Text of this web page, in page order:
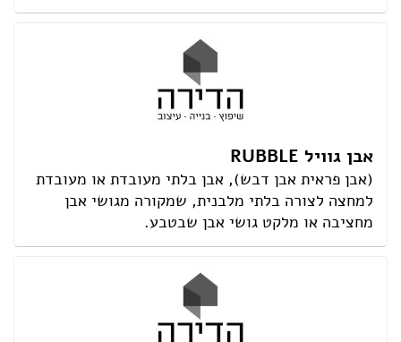
אבן גוויל RUBBLE
(אבן פראית אבן דבש), אבן בלתי מעובדת או מעובדת
למחצה לצורה בלתי מלבנית, שמקורה מגושי אבן
מחציבה או מלקט גושי אבן שבטבע.